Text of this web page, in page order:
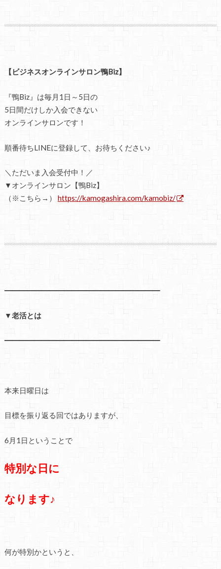
【ビジネスオンラインサロン鴨Biz】
『鴨Biz』は毎月1日～5日の
5日間だけしか入会できない
オンラインサロンです！
順番待ちLINEに登録して、お待ちください♪
＼ただいま入会受付中！／
▼オンラインサロン【鴨Biz】
（※こちら→） https://kamogashira.com/kamobiz/
━━━━━━━━━━━━━━━━━━━━━
▼老活とは
━━━━━━━━━━━━━━━━━━━━━
本来日曜日は
目標を振り返る回ではありますが、
6月1日ということで
特別な日に
なります♪
何が特別かというと、